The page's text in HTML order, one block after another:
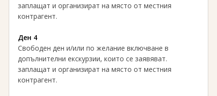
заплащат и организират на място от местния
контрагент.
Ден 4
Свободен ден и/или по желание включване в
допълнителни екскурзии, които се заявяват.
заплащат и организират на място от местния
контрагент.